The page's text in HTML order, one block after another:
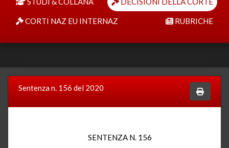
CORTI NAZ EU INTERNAZ RUBRICHE
Sentenza n. 156 del 2020
SENTENZA N. 156